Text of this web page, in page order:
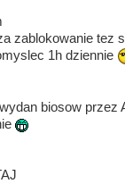
zablokowanie tez
1h dziennie
biosow przez